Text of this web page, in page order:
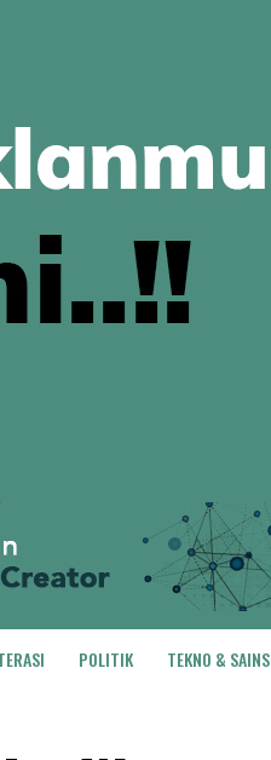
POLITIK TEKNO & SAINS